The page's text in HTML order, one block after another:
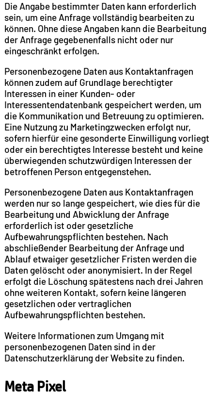
Die Angabe bestimmter Daten kann erforderlich
sein, um eine Anfrage vollständig bearbeiten zu
können. Ohne diese Angaben kann die Bearbeitung
der Anfrage gegebenenfalls nicht oder nur
eingeschränkt erfolgen.
Personenbezogene Daten aus Kontaktanfragen
können zudem auf Grundlage berechtigter
Interessen in einer Kunden- oder
Interessentendatenbank gespeichert werden, um
die Kommunikation und Betreuung zu optimieren.
Eine Nutzung zu Marketingzwecken erfolgt nur,
sofern hierfür eine gesonderte Einwilligung vorliegt
oder ein berechtigtes Interesse besteht und keine
überwiegenden schutzwürdigen Interessen der
betroffenen Person entgegenstehen.
Personenbezogene Daten aus Kontaktanfragen
werden nur so lange gespeichert, wie dies für die
Bearbeitung und Abwicklung der Anfrage
erforderlich ist oder gesetzliche
Aufbewahrungspflichten bestehen. Nach
abschließender Bearbeitung der Anfrage und
Ablauf etwaiger gesetzlicher Fristen werden die
Daten gelöscht oder anonymisiert. In der Regel
erfolgt die Löschung spätestens nach drei Jahren
ohne weiteren Kontakt, sofern keine längeren
gesetzlichen oder vertraglichen
Aufbewahrungspflichten bestehen.
Weitere Informationen zum Umgang mit
personenbezogenen Daten sind in der
Datenschutzerklärung der Website zu finden.
Meta Pixel